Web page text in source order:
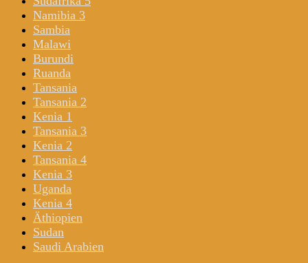
Namibia 3
Sambia
Malawi
Burundi
Ruanda
Tansania
Tansania 2
Kenia 1
Tansania 3
Kenia 2
Tansania 4
Kenia 3
Uganda
Kenia 4
Äthiopien
Sudan
Saudi Arabien